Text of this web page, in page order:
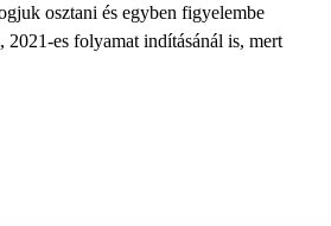
osztani és egyben figyelembe
2021-es folyamat indításánál is, mert